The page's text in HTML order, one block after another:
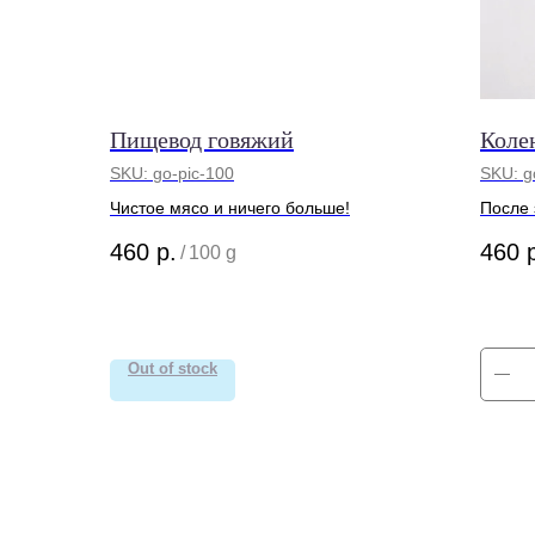
Пищевод говяжий
SKU: go-pic-100
Чистое мясо и ничего больше!
460 р. / 100 g
Out of stock
SKU:
После
460